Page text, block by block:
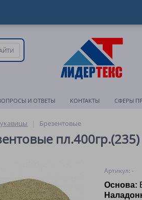
И ОТВЕТЫ КОНТАКТЫ СФЕРЫ
Брезентовые
пл.400гр.(235)
Артикул: -
Основа: